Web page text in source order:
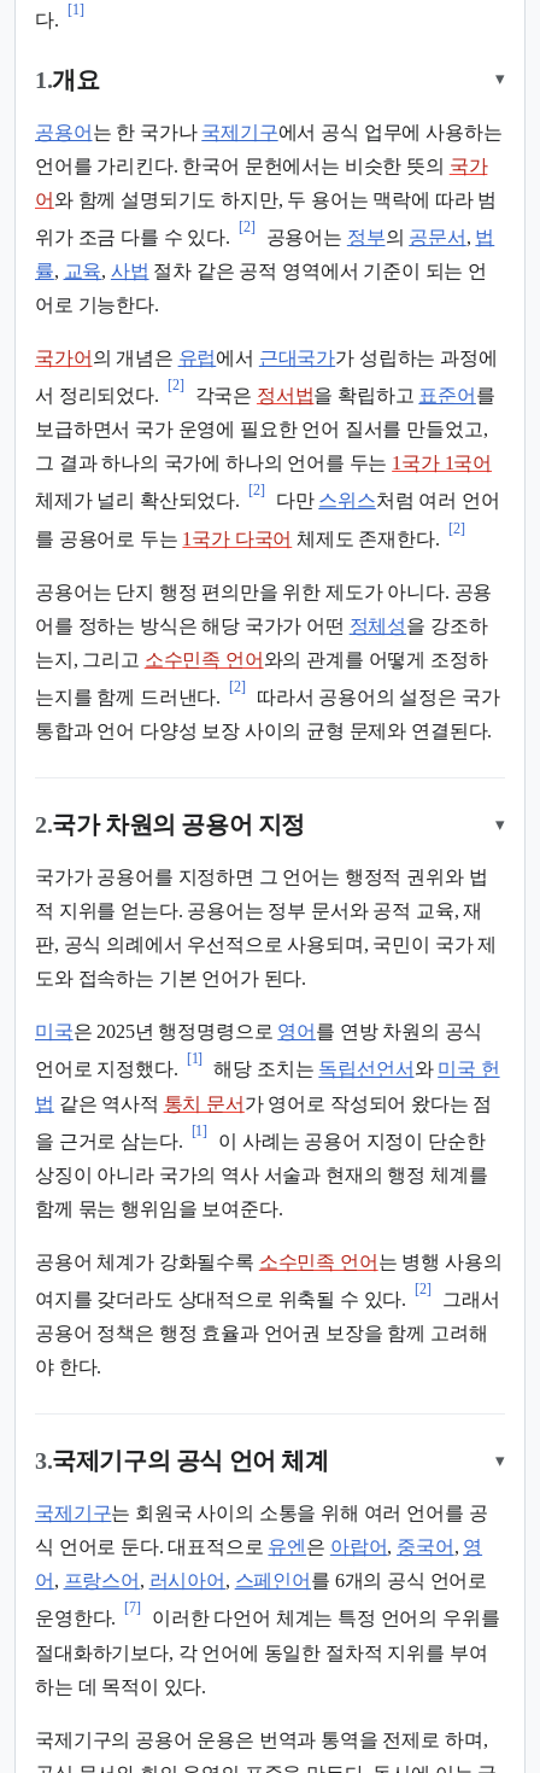
다.
[1]
1.개요 ▾
공용어 는 한 국가나 국제기구에서 공식 업무에 사용하는
언어를 가리킨다. 한국어 문헌에서는 비슷한 뜻의 국가
어 와 함께 설명되기도 하지만, 두 용어는 맥락에 따라 범
위가 조금 다를 수 있다.
[2]
공용어는 정부의 공문서 , 법
률, 교육, 사법 절차 같은 공적 영역에서 기준이 되는 언
어로 기능한다.
국가어 의 개념은 유럽에서 근대국가가 성립하는 과정에
서 정리되었다.
[2]
각국은 정서법을 확립하고 표준어 를
보급하면서 국가 운영에 필요한 언어 질서를 만들었고,
그 결과 하나의 국가에 하나의 언어를 두는 1국가 1국어
체제가 널리 확산되었다.
[2]
다만 스위스처럼 여러 언어
를 공용어로 두는 1국가 다국어 체제도 존재한다.
[2]
공용어는 단지 행정 편의만을 위한 제도가 아니다. 공용
어를 정하는 방식은 해당 국가가 어떤 정체성을 강조하
는지, 그리고 소수민족 언어 와의 관계를 어떻게 조정하
는지를 함께 드러낸다.
[2]
따라서 공용어의 설정은 국가
통합과 언어 다양성 보장 사이의 균형 문제와 연결된다.
2.국가 차원의 공용어 지정 ▾
국가가 공용어를 지정하면 그 언어는 행정적 권위와 법
적 지위를 얻는다. 공용어는 정부 문서와 공적 교육, 재
판, 공식 의례에서 우선적으로 사용되며, 국민이 국가 제
도와 접속하는 기본 언어가 된다.
미국은 2025년 행정명령으로 영어 를 연방 차원의 공식
언어로 지정했다.
[1]
해당 조치는 독립선언서 와 미국 헌
법 같은 역사적 통치 문서 가 영어로 작성되어 왔다는 점
을 근거로 삼는다.
[1]
이 사례는 공용어 지정이 단순한
상징이 아니라 국가의 역사 서술과 현재의 행정 체계를
함께 묶는 행위임을 보여준다.
공용어 체계가 강화될수록 소수민족 언어 는 병행 사용의
여지를 갖더라도 상대적으로 위축될 수 있다.
[2]
그래서
공용어 정책은 행정 효율과 언어권 보장을 함께 고려해
야 한다.
3.국제기구의 공식 언어 체계 ▾
국제기구는 회원국 사이의 소통을 위해 여러 언어를 공
식 언어로 둔다. 대표적으로 유엔은 아랍어, 중국어 , 영
어 , 프랑스어 , 러시아어 , 스페인어 를 6개의 공식 언어로
운영한다.
[7]
이러한 다언어 체계는 특정 언어의 우위를
절대화하기보다, 각 언어에 동일한 절차적 지위를 부여
하는 데 목적이 있다.
국제기구의 공용어 운용은 번역과 통역을 전제로 하며,